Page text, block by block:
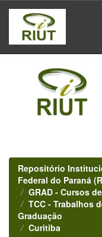
Skip
navigation
Repositório
Federal do Paraná
GRAD - Cursos
TCC - Trabalhos
Graduação
Curitiba